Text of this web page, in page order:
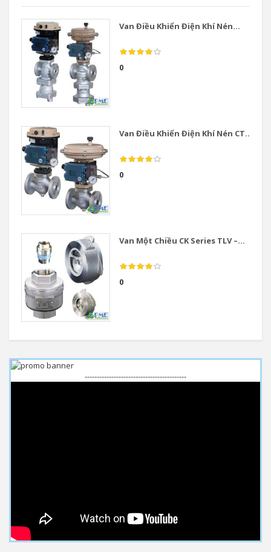
Van Điều Khiển Điện Khí Nén...
0
Van Điều Khiển Điện Khí Nén CT...
0
Van Một Chiều CK Series TLV –...
0
------------------------------------------